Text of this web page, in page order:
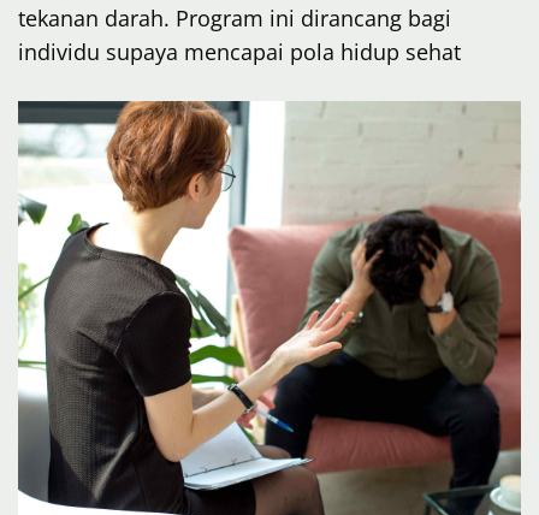
tekanan darah. Program ini dirancang bagi
individu supaya mencapai pola hidup sehat